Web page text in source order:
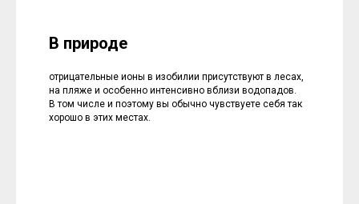
В природе
отрицательные ионы в изобилии присутствуют в лесах,
на пляже и особенно интенсивно вблизи водопадов.
В том числе и поэтому вы обычно чувствуете себя так
хорошо в этих местах.